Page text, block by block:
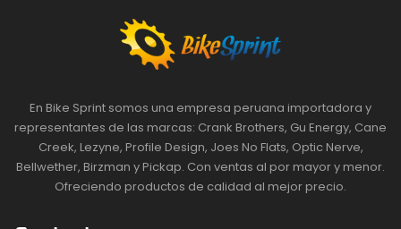
En Bike Sprint somos una empresa peruana importadora y
representantes de las marcas: Crank Brothers, Gu Energy, Cane
Creek, Lezyne, Profile Design, Joes No Flats, Optic Nerve,
Bellwether, Birzman y Pickap. Con ventas al por mayor y menor.
Ofreciendo productos de calidad al mejor precio.